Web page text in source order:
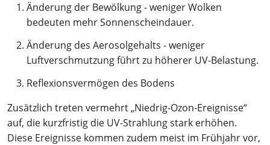
Änderung der Bewölkung - weniger Wolken
bedeuten mehr Sonnenscheindauer.
Änderung des Aerosolgehalts - weniger
Luftverschmutzung führt zu höherer UV-Belastung.
Reflexionsvermögen des Bodens
Zusätzlich treten vermehrt „Niedrig-Ozon-Ereignisse“
auf, die kurzfristig die UV-Strahlung stark erhöhen.
Diese Ereignisse kommen zudem meist im Frühjahr vor,